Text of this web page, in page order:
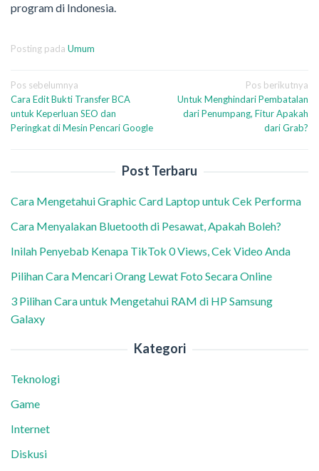
program di Indonesia.
Posting pada Umum
Navigasi
pos
Pos sebelumnya
Cara Edit Bukti Transfer BCA
untuk Keperluan SEO dan
Peringkat di Mesin Pencari Google
Pos berikutnya
Untuk Menghindari Pembatalan
dari Penumpang, Fitur Apakah
dari Grab?
Post Terbaru
Cara Mengetahui Graphic Card Laptop untuk Cek Performa
Cara Menyalakan Bluetooth di Pesawat, Apakah Boleh?
Inilah Penyebab Kenapa TikTok 0 Views, Cek Video Anda
Pilihan Cara Mencari Orang Lewat Foto Secara Online
3 Pilihan Cara untuk Mengetahui RAM di HP Samsung
Galaxy
Kategori
Teknologi
Game
Internet
Diskusi